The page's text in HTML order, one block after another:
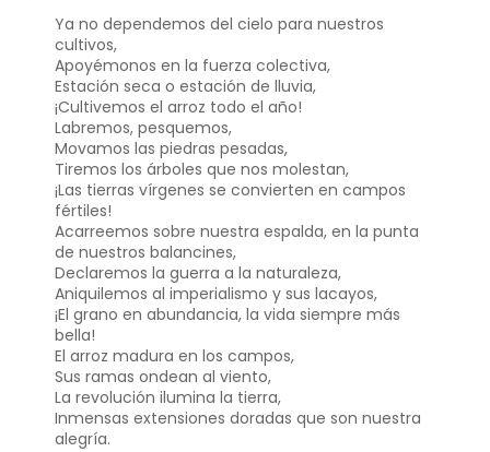
Ya no dependemos del cielo para nuestros
cultivos,
Apoyémonos en la fuerza colectiva,
Estación seca o estación de lluvia,
¡Cultivemos el arroz todo el año!
Labremos, pesquemos,
Movamos las piedras pesadas,
Tiremos los árboles que nos molestan,
¡Las tierras vírgenes se convierten en campos
fértiles!
Acarreemos sobre nuestra espalda, en la punta
de nuestros balancines,
Declaremos la guerra a la naturaleza,
Aniquilemos al imperialismo y sus lacayos,
¡El grano en abundancia, la vida siempre más
bella!
El arroz madura en los campos,
Sus ramas ondean al viento,
La revolución ilumina la tierra,
Inmensas extensiones doradas que son nuestra
alegría.